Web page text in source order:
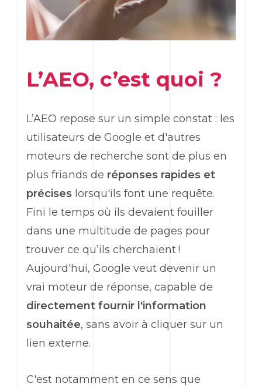
L’AEO, c’est quoi ?
L’AEO repose sur un simple constat : les
utilisateurs de Google et d'autres
moteurs de recherche sont de plus en
plus friands de réponses rapides et
précises lorsqu'ils font une requête.
Fini le temps où ils devaient fouiller
dans une multitude de pages pour
trouver ce qu’ils cherchaient !
Aujourd'hui, Google veut devenir un
vrai moteur de réponse, capable de
directement fournir l'information
souhaitée, sans avoir à cliquer sur un
lien externe.
C'est notamment en ce sens que